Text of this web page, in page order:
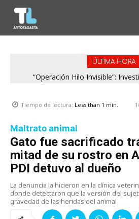
ÚLTIMA HORA
“Operación Hilo Invisible”:
Región de Antofagasta
Tiempo de lectura: Less than 1 min.
Maltrato animal
Gato fue sacrificado
mitad de su rostro en
PDI detuvo al dueño
La denuncia la hicieron en la clínica
donde detectaron que la versión del
gravedad de las heridas del animal